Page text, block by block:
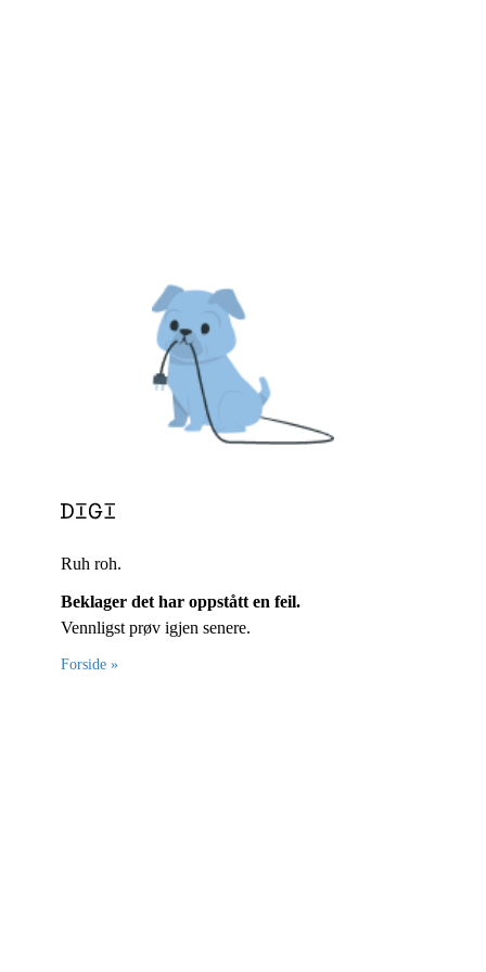
Ruh roh.
Beklager det har oppstått en feil.
Vennligst prøv igjen senere.
Forside »